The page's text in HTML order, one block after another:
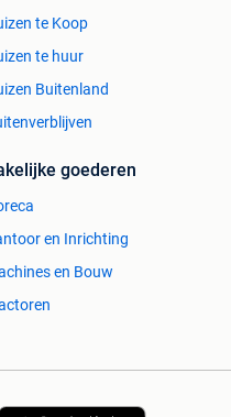
te Koop
te huur
Buitenland
goederen
en Inrichting
en Bouw